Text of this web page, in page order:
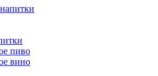
пиво
вино